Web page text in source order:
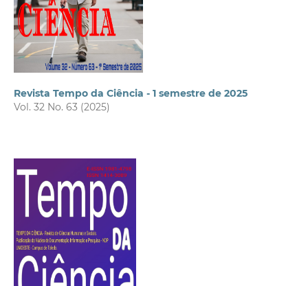
Revista Tempo da Ciência - 1 semestre de 2025
Vol. 32 No. 63 (2025)